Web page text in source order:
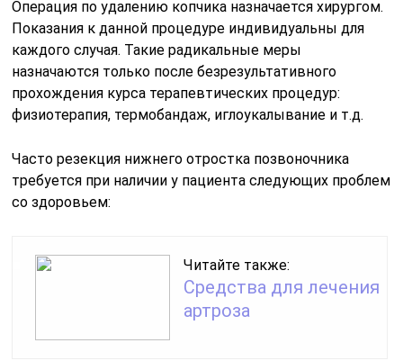
Операция по удалению копчика назначается хирургом.
Показания к данной процедуре индивидуальны для
каждого случая. Такие радикальные меры
назначаются только после безрезультативного
прохождения курса терапевтических процедур:
физиотерапия, термобандаж, иглоукалывание и т.д.
Часто резекция нижнего отростка позвоночника
требуется при наличии у пациента следующих проблем
со здоровьем:
Читайте также:
Средства для лечения
артроза